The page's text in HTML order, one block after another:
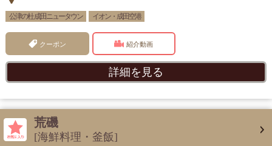
公津の杜 成田ニュータウン イオン・成田空港
クーポン 紹介動画
詳細を見る
荒磯
[海鮮料理・釜飯]